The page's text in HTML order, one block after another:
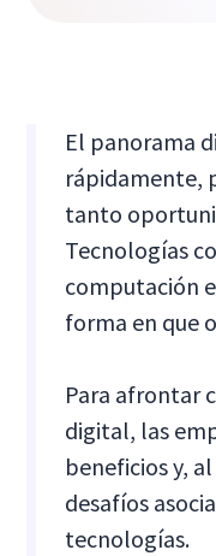
El panorama
rápidamente,
tanto
Tecnologías
computación
forma en que
Para afrontar
digital, las
beneficios y,
desafíos
tecnologías.